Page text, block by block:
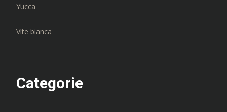
Yucca
Vite bianca
Categorie